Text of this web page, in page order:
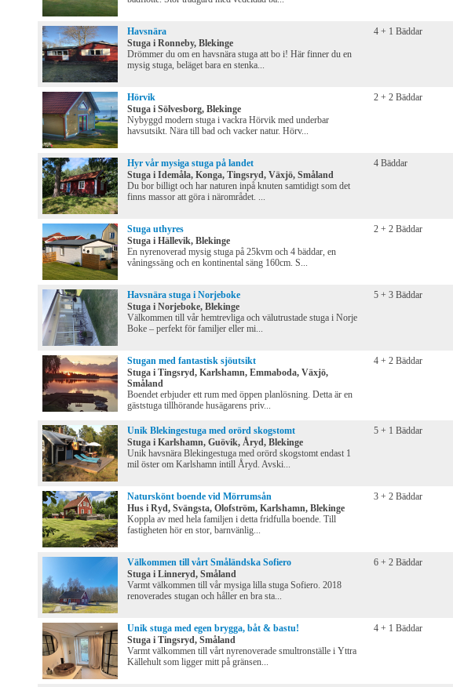
Havsnära
Stuga i Ronneby, Blekinge
Drömmer du om en havsnära stuga att bo i! Här finner du en
mysig stuga, beläget bara en stenka...
4 + 1 Bäddar
Hörvik
Stuga i Sölvesborg, Blekinge
Nybyggd modern stuga i vackra Hörvik med underbar
havsutsikt. Nära till bad och vacker natur. Hörv...
2 + 2 Bäddar
Hyr vår mysiga stuga på landet
Stuga i Idemåla, Konga, Tingsryd, Växjö, Småland
Du bor billigt och har naturen inpå knuten samtidigt som det
finns massor att göra i närområdet. ...
4 Bäddar
Stuga uthyres
Stuga i Hällevik, Blekinge
En nyrenoverad mysig stuga på 25kvm och 4 bäddar, en
våningssäng och en kontinental säng 160cm. S...
2 + 2 Bäddar
Havsnära stuga i Norjeboke
Stuga i Norjeboke, Blekinge
Välkommen till vår hemtrevliga och välutrustade stuga i Norje
Boke – perfekt för familjer eller mi...
5 + 3 Bäddar
Stugan med fantastisk sjöutsikt
Stuga i Tingsryd, Karlshamn, Emmaboda, Växjö,
Småland
Boendet erbjuder ett rum med öppen planlösning. Detta är en
gäststuga tillhörande husägarens priv...
4 + 2 Bäddar
Unik Blekingestuga med orörd skogstomt
Stuga i Karlshamn, Guövik, Åryd, Blekinge
Unik havsnära Blekingestuga med orörd skogstomt endast 1
mil öster om Karlshamn intill Åryd. Avski...
5 + 1 Bäddar
Naturskönt boende vid Mörrumsån
Hus i Ryd, Svängsta, Olofström, Karlshamn, Blekinge
Koppla av med hela familjen i detta fridfulla boende. Till
fastigheten hör en stor, barnvänlig...
3 + 2 Bäddar
Välkommen till vårt Småländska Sofiero
Stuga i Linneryd, Småland
Varmt välkommen till vår mysiga lilla stuga Sofiero. 2018
renoverades stugan och håller en bra sta...
6 + 2 Bäddar
Unik stuga med egen brygga, båt & bastu!
Stuga i Tingsryd, Småland
Varmt välkommen till vårt nyrenoverade smultronställe i Yttra
Källehult som ligger mitt på gränsen...
4 + 1 Bäddar